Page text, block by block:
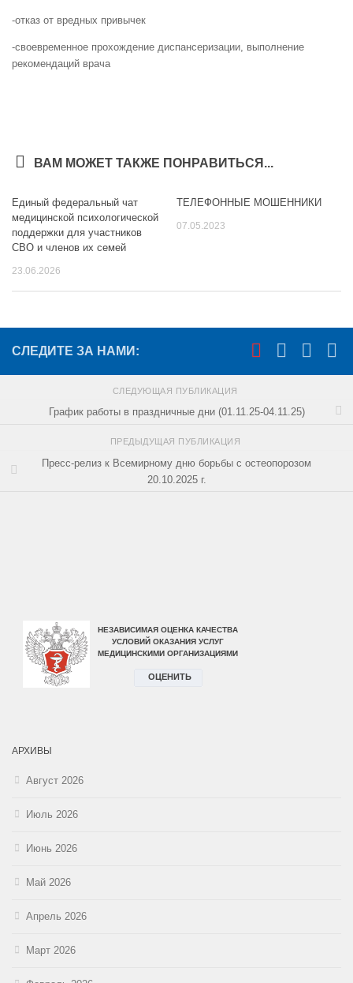
-отказ от вредных привычек
-своевременное прохождение диспансеризации, выполнение
рекомендаций врача
ВАМ МОЖЕТ ТАКЖЕ ПОНРАВИТЬСЯ...
Единый федеральный чат
медицинской психологической
поддержки для участников
СВО и членов их семей
23.06.2026
ТЕЛЕФОННЫЕ МОШЕННИКИ
07.05.2023
СЛЕДИТЕ ЗА НАМИ:
СЛЕДУЮЩАЯ ПУБЛИКАЦИЯ
График работы в праздничные дни (01.11.25-04.11.25)
ПРЕДЫДУЩАЯ ПУБЛИКАЦИЯ
Пресс-релиз к Всемирному дню борьбы с остеопорозом
20.10.2025 г.
АРХИВЫ
Август 2026
Июль 2026
Июнь 2026
Май 2026
Апрель 2026
Март 2026